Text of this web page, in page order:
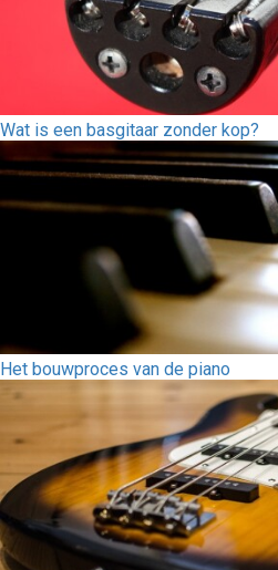
Wat is een basgitaar zonder kop?
Het bouwproces van de piano